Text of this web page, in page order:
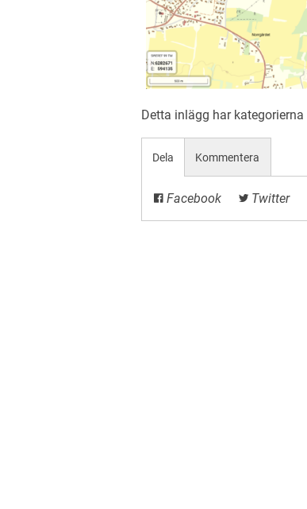
Detta inlägg har kategorierna
Dela
Facebook Twitter
Kommentera